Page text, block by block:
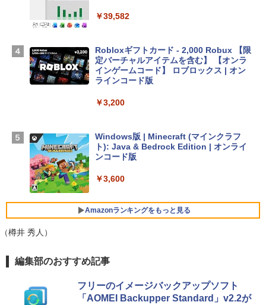
igence、13.6インチLiquid Retinaディ
ームカメラ、日本語キーボード、Touch I
D - シルバー
￥261,414
SSD インテル Core 5
￥129,800
Core i5/16GB/SSD 512GB/ホワイト) FM
VWK3E15W_AZ
￥39,582
Robloxギフトカード - 2,000 Robux 【限
定バーチャルアイテムを含む】 【オンラ
インゲームコード】 ロブロックス | オン
ラインコード版
￥3,200
Windows版 | Minecraft (マインクラフ
ト): Java & Bedrock Edition | オンライ
ンコード版
￥3,600
Amazonランキングをもっと見る
生成AIパスポート公式テキスト 第４版
￥1,766
Amazon Kindle Paperwhite (16GB) 7イ
週間持続バッテリー、広告なし、ブラッ
（樽井 秀人）
編集部のおすすめ記事
フリーのイメージバックアップソフト
「AOMEI Backupper Standard」v2.2が